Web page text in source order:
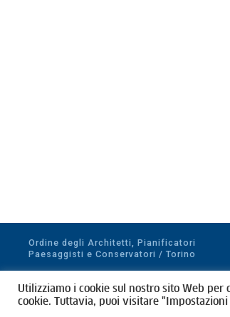
Ordine degli Architetti, Pianificatori
Paesaggisti e Conservatori / Torino
CF 80089280012
Utilizziamo i cookie sul nostro sito Web per
cookie. Tuttavia, puoi visitare